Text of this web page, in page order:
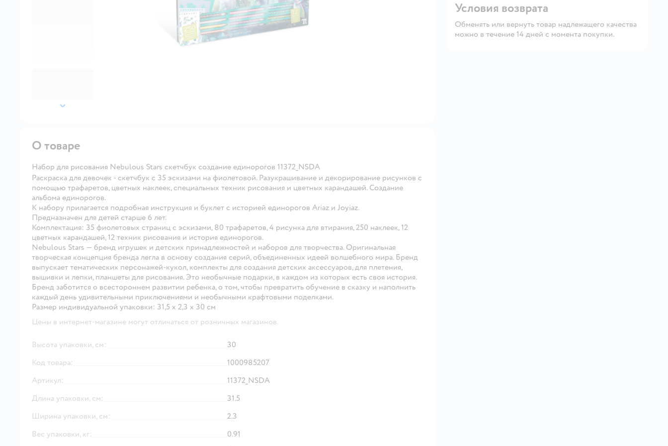
далее
Условия возврата
Обменять или вернуть товар надлежащего качества
можно в течение 14 дней с момента покупки.
О товаре
Набор для рисования Nebulous Stars скетчбук создание единорогов 11372_NSDA
Раскраска для девочек - скетчбук с 35 эскизами на фиолетовой. Разукрашивание и декорирование рисунков с
помощью трафаретов, цветных наклеек, специальных техник рисования и цветных карандашей. Создание
альбома единорогов.
К набору прилагается подробная инструкция и буклет с историей единорогов Ariaz и Joyiaz.
Предназначен для детей старше 6 лет.
Комплектация: 35 фиолетовых страниц c эскизами, 80 трафаретов, 4 рисунка для втирания, 250 наклеек, 12
цветных карандашей, 12 техник рисования и история единорогов.
Nebulous Stars — бренд игрушек и детских принадлежностей и наборов для творчества. Оригинальная
творческая концепция бренда легла в основу создания серий, объединенных идеей волшебного мира. Бренд
выпускает тематических персонажей-кукол, комплекты для создания детских аксессуаров, для плетения,
вышивки и лепки, планшеты для рисования. Это необычные подарки, в каждом из которых есть своя история.
Бренд заботится о всестороннем развитии ребенка, о том, чтобы превратить обучение в сказку и наполнить
каждый день удивительными приключениями и необычными крафтовыми поделками.
Размер индивидуальной упаковки: 31,5 х 2,3 х 30 см
Цены в интернет-магазине могут отличаться от розничных магазинов.
Высота упаковки, см:
30
Код товара:
1000985207
Артикул:
11372_NSDA
Длина упаковки, см:
31.5
Ширина упаковки, см:
2.3
Вес упаковки, кг:
0.91